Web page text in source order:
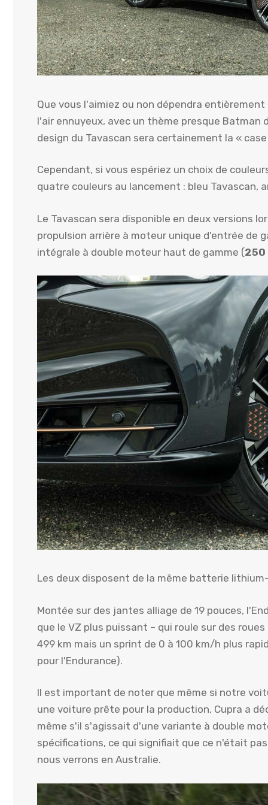
Que vous l'aimiez ou non dépendra
l'air ennuyeux, avec un thème presque Batman
design du Tavascan sera certainement la «
Cependant, si vous espériez un choix de
quatre couleurs au lancement : bleu
Le Tavascan sera disponible en deux versions
propulsion arrière à moteur unique d'entrée de
intégrale à double moteur haut de gamme (250
Les deux disposent de la même batterie
Montée sur des jantes alliage de 19 pouces,
que le VZ plus puissant – qui roule sur des
499 km mais un sprint de 0 à 100 km/h plus
pour l'Endurance).
Il est important de noter que même si notre
une voiture prête pour la production, Cupra a
même s'il s'agissait d'une variante à double
spécifications, ce qui signifiait que ce n'était
nous verrons en Australie.